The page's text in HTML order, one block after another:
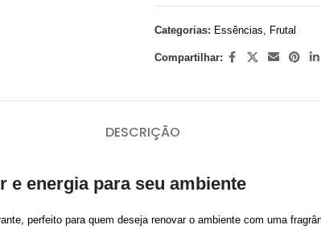
Categorias: Essências, Frutal
Compartilhar:
DESCRIÇÃO
e energia para seu ambiente
perfeito para quem deseja renovar o ambiente com uma